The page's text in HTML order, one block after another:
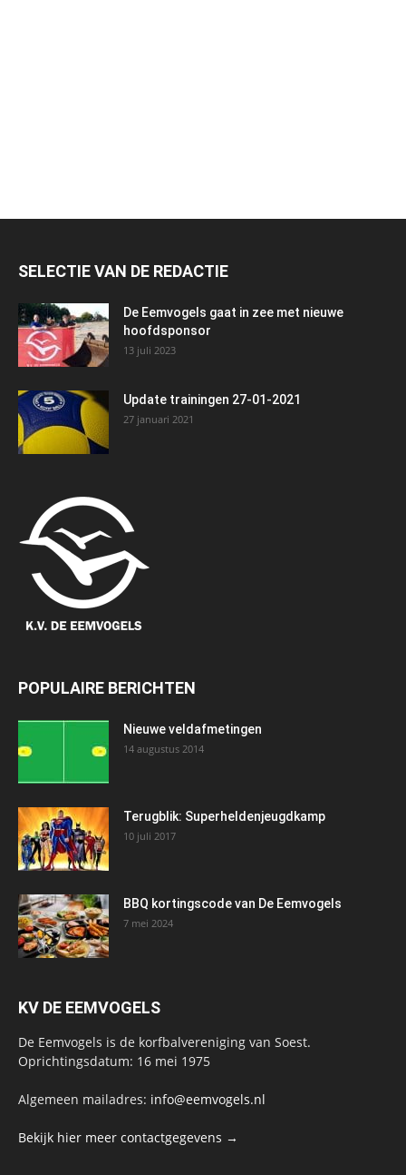
SELECTIE VAN DE REDACTIE
De Eemvogels gaat in zee met nieuwe
hoofdsponsor
13 juli 2023
Update trainingen 27-01-2021
27 januari 2021
POPULAIRE BERICHTEN
Nieuwe veldafmetingen
14 augustus 2014
Terugblik: Superheldenjeugdkamp
10 juli 2017
BBQ kortingscode van De Eemvogels
7 mei 2024
KV DE EEMVOGELS
De Eemvogels is de korfbalvereniging van Soest.
Oprichtingsdatum: 16 mei 1975
Algemeen mailadres: info@eemvogels.nl
Bekijk hier meer contactgegevens →